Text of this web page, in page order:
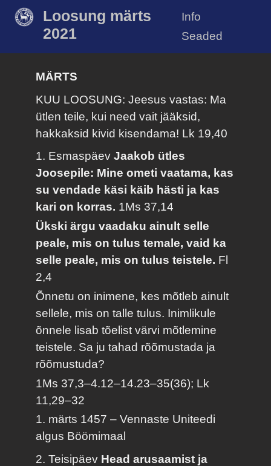
Loosung märts
2021
Info
Seaded
MÄRTS
KUU LOOSUNG: Jeesus vastas: Ma
ütlen teile, kui need vait jääksid,
hakkaksid kivid kisendama! Lk 19,40
1. EsmaspäevJaakob ütles
Joosepile: Mine ometi vaatama, kas
su vendade käsi käib hästi ja kas
kari on korras. 1Ms 37,14
Ükski ärgu vaadaku ainult selle
peale, mis on tulus temale, vaid ka
selle peale, mis on tulus teistele. Fl
2,4
Õnnetu on inimene, kes mõtleb ainult
sellele, mis on talle tulus. Inimlikule
õnnele lisab tõelist värvi mõtlemine
teistele. Sa ju tahad rõõmustada ja
rõõmustuda?
1Ms 37,3–4.12–14.23–35(36); Lk
11,29–32
1. märts 1457 – Vennaste Uniteedi
algus Böömimaal
2. Teisipäev Head arusaamist ja